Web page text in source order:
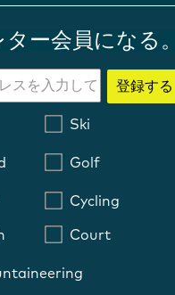
ー会員になる。
登録する
Ski
Golf
Cycling
Court